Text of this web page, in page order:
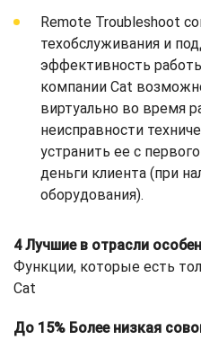
Remote Troubleshoot
техобслуживания и
эффективность
компании Cat
виртуально во время
неисправности
устранить ее с
деньги клиента (при
оборудования).
4 Лучшие в отрасли
Функции, которые есть
Cat
До 15% Более низкая